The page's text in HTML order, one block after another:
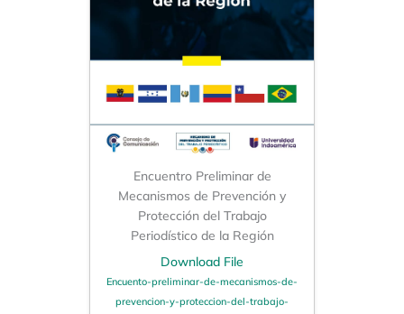
Encuentro Preliminar de
Mecanismos de Prevención y
Protección del Trabajo
Periodístico de la Región
Download File
Encuento-preliminar-de-mecanismos-de-
prevencion-y-proteccion-del-trabajo-